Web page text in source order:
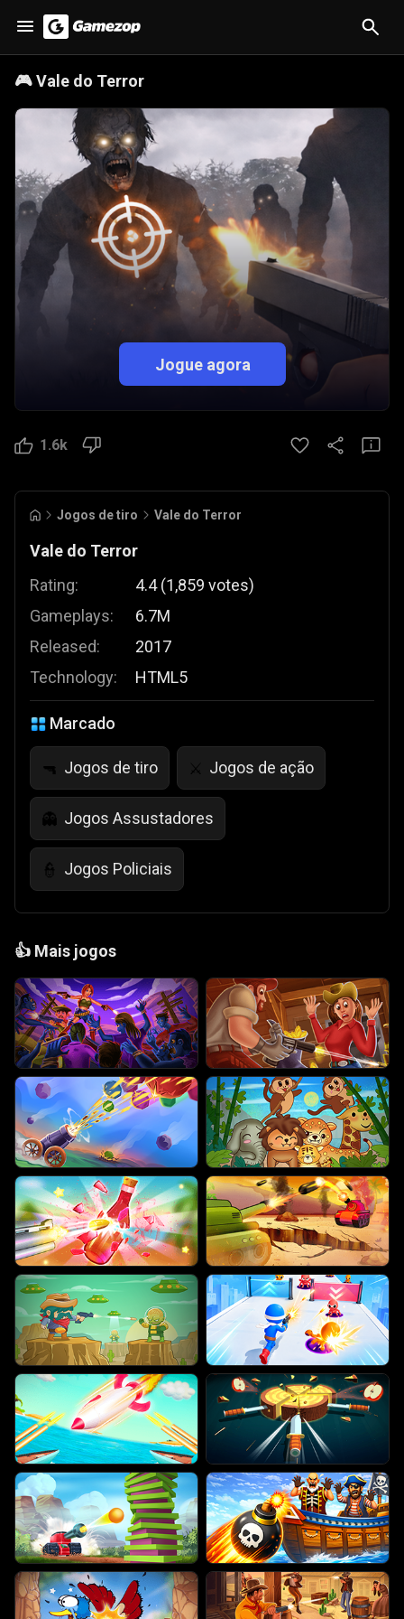
🎮Vale do Terror
Jogue agora
1.6k
Jogos de tiro Vale do Terror
Vale do Terror
Rating:
Gameplays:
Released:
Technology:
4.4 (1,859 votes)
6.7M
2017
HTML5
Marcado
🔫 Jogos de tiro ⚔️ Jogos de ação
👻 Jogos Assustadores
👮 Jogos Policiais
👍 Mais jogos